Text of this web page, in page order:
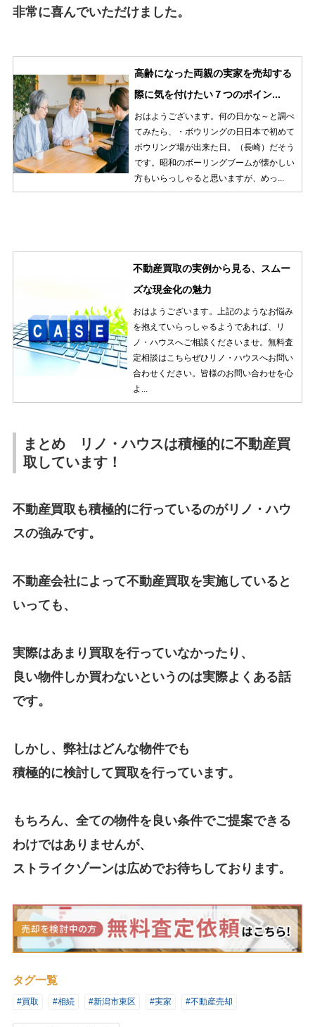
非常に喜んでいただけました。
高齢になった両親の実家を売却する
際に気を付けたい７つのポイン...
おはようございます。何の日かな～と調べ
てみたら、・ボウリングの日日本で初めて
ボウリング場が出来た日。（長崎）だそう
です。昭和のボーリングブームが懐かしい
方もいらっしゃると思いますが、めっ...
不動産買取の実例から見る、スムー
ズな現金化の魅力
おはようございます。上記のようなお悩み
を抱えていらっしゃるようであれば、リ
ノ・ハウスへご相談くださいませ。無料査
定相談はこちらぜひリノ・ハウスへお問い
合わせください。皆様のお問い合わせを心
よ...
まとめ リノ・ハウスは積極的に不動産買
取しています！
不動産買取も積極的に行っているのがリノ・ハウ
スの強みです。
不動産会社によって不動産買取を実施していると
いっても、
実際はあまり買取を行っていなかったり、
良い物件しか買わないというのは実際よくある話
です。
しかし、弊社はどんな物件でも
積極的に検討して買取を行っています。
もちろん、全ての物件を良い条件でご提案できる
わけではありませんが、
ストライクゾーンは広めでお待ちしております。
タグ一覧
#買取 #相続 #新潟市東区 #実家 #不動産売却